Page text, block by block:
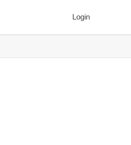
Login